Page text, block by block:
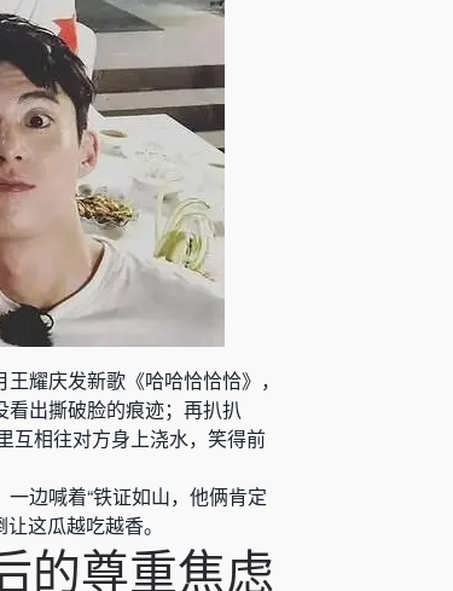
耀庆发新歌《哈哈恰恰恰》，
出撕破脸的痕迹；再扒扒
互相往对方身上浇水，笑得前
边喊着“铁证如山，他俩肯定
这瓜越吃越香。
的尊重焦虑